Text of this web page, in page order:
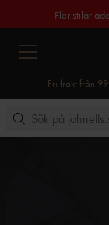
Fler stilar
Fri frakt från